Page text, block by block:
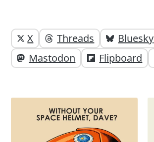
Yazı
altı
elemanları
Yazıyı
paylaşabilirsiniz;
X Threads
Bluesky
Mastodon
Flipboard